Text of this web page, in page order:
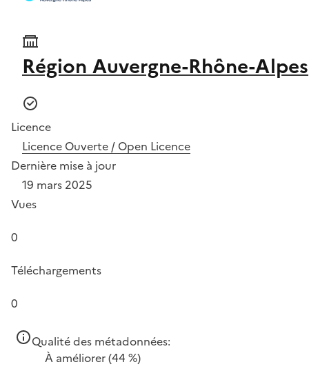
Région Auvergne-Rhône-Alpes
Licence
Licence Ouverte / Open Licence
Dernière mise à jour
19 mars 2025
Vues
0
Téléchargements
0
Qualité des métadonnées:
À améliorer(44 %)